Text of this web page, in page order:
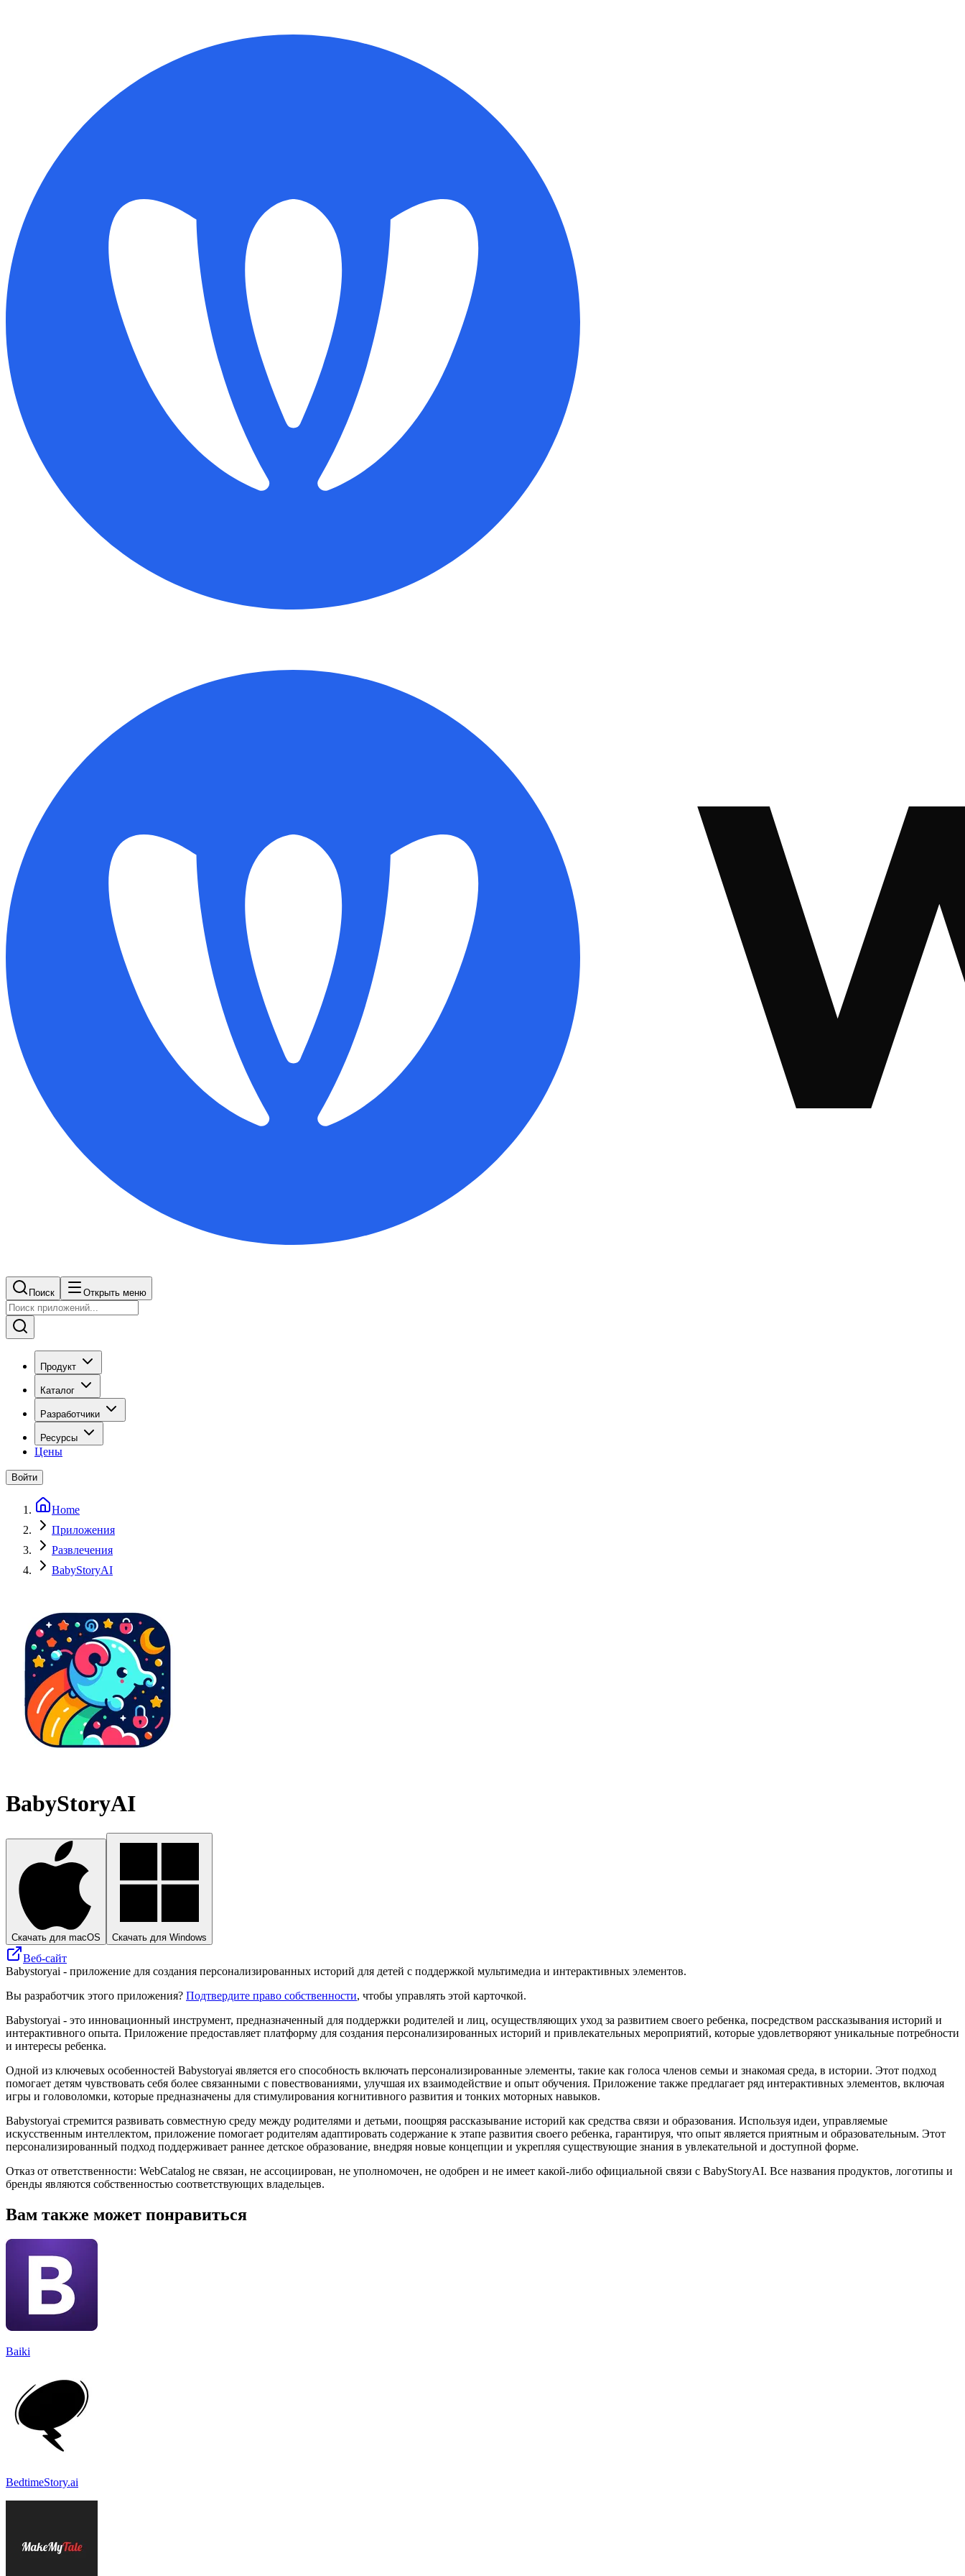
Поиск Открыть меню
Продукт
Каталог
Разработчики
Ресурсы
Цены
Войти
Home
Приложения
Развлечения
BabyStoryAI
BabyStoryAI
Скачать для macOS Скачать для Windows
Веб-сайт
Babystoryai - приложение для создания персонализированных историй для детей с поддержкой мультимедиа и интерактивных элементов.
Вы разработчик этого приложения? Подтвердите право собственности, чтобы управлять этой карточкой.
Babystoryai - это инновационный инструмент, предназначенный для поддержки родителей и лиц, осуществляющих уход за развитием своего ребенка, посредством рассказывания историй и
интерактивного опыта. Приложение предоставляет платформу для создания персонализированных историй и привлекательных мероприятий, которые удовлетворяют уникальные потребности
и интересы ребенка.
Одной из ключевых особенностей Babystoryai является его способность включать персонализированные элементы, такие как голоса членов семьи и знакомая среда, в истории. Этот подход
помогает детям чувствовать себя более связанными с повествованиями, улучшая их взаимодействие и опыт обучения. Приложение также предлагает ряд интерактивных элементов, включая
игры и головоломки, которые предназначены для стимулирования когнитивного развития и тонких моторных навыков.
Babystoryai стремится развивать совместную среду между родителями и детьми, поощряя рассказывание историй как средства связи и образования. Используя идеи, управляемые
искусственным интеллектом, приложение помогает родителям адаптировать содержание к этапе развития своего ребенка, гарантируя, что опыт является приятным и образовательным. Этот
персонализированный подход поддерживает раннее детское образование, внедряя новые концепции и укрепляя существующие знания в увлекательной и доступной форме.
Отказ от ответственности: WebCatalog не связан, не ассоциирован, не уполномочен, не одобрен и не имеет какой-либо официальной связи с BabyStoryAI. Все названия продуктов, логотипы и
бренды являются собственностью соответствующих владельцев.
Вам также может понравиться
Baiki
BedtimeStory.ai